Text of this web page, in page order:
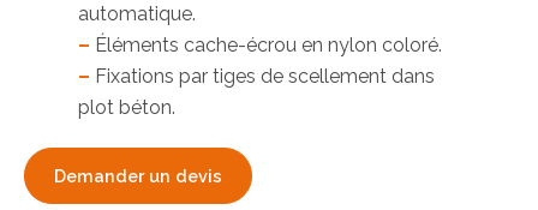
automatique.
– Éléments cache-écrou en nylon coloré.
– Fixations par tiges de scellement dans
plot béton.
Demander un devis